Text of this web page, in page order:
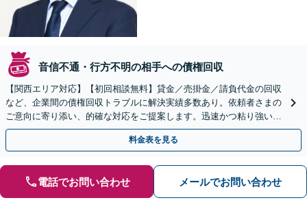
音信不通・行方不明の相手への債権回収
【関西エリア対応】【初回相談無料】貸金／売掛金／請負代金の回収
など、企業間の債権回収トラブルに解決実績多数あり。依頼者さまの
ご意向に寄り添い、的確な対応をご提案します。迅速かつ粘り強い交
渉で、少しでも回収できるよう尽力します【土日祝対応可】
料金表を見る
電話でお問い合わせ メールでお問い合わせ